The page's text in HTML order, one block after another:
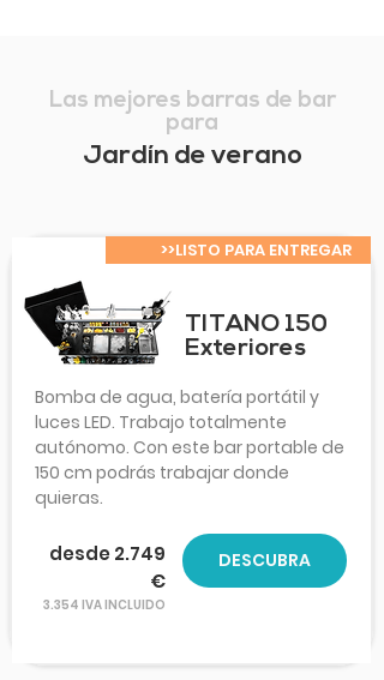
Las mejores barras de bar
para
Jardín de verano
>>LISTO PARA ENTREGAR
TITANO 150
Exteriores
Bomba de agua, batería portátil y
luces LED. Trabajo totalmente
autónomo. Con este bar portable de
150 cm podrás trabajar donde
quieras.
desde 2.749
€
3.354 IVA INCLUIDO
DESCUBRA